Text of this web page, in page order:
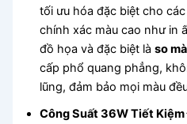
tối ưu hóa đặc biệt cho
chính xác màu cao như in
đồ họa và đặc biệt làso
cấp phổ quang phẳng,
lũng, đảm bảo mọi màu
Công Suất 36W Tiết